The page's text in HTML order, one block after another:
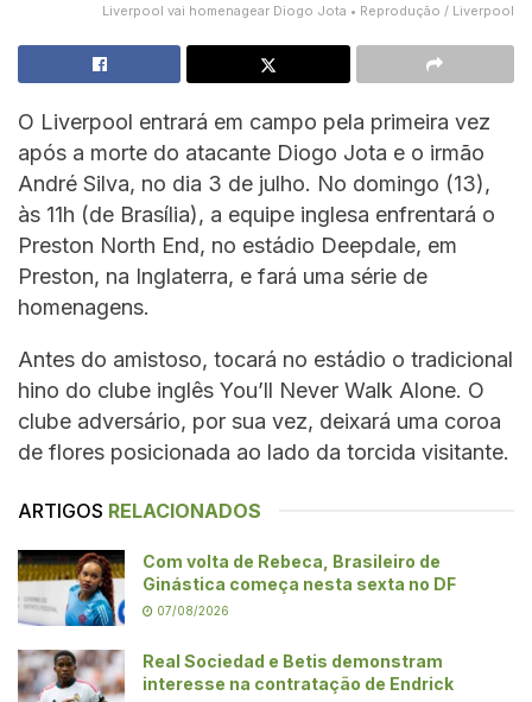
Liverpool vai homenagear Diogo Jota • Reprodução / Liverpool
O Liverpool entrará em campo pela primeira vez
após a morte do atacante Diogo Jota e o irmão
André Silva, no dia 3 de julho. No domingo (13),
às 11h (de Brasília), a equipe inglesa enfrentará o
Preston North End, no estádio Deepdale, em
Preston, na Inglaterra, e fará uma série de
homenagens.
Antes do amistoso, tocará no estádio o tradicional
hino do clube inglês You’ll Never Walk Alone. O
clube adversário, por sua vez, deixará uma coroa
de flores posicionada ao lado da torcida visitante.
ARTIGOS RELACIONADOS
Com volta de Rebeca, Brasileiro de
Ginástica começa nesta sexta no DF
07/08/2026
Real Sociedad e Betis demonstram
interesse na contratação de Endrick